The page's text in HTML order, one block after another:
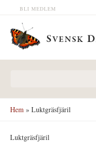
Hoppa till huvudinnehåll
BLI MEDLEM
Hem » Luktgräsfjäril
Luktgräsfjäril